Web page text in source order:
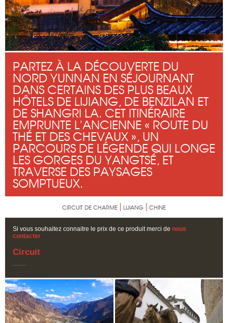
PARTEZ À LA DÉCOUVERTE DU
NORD YUNNAN EN SÉJOURNANT
DANS CERTAINS DES PLUS BEAUX
HÔTELS DE LIJIANG, DE BENZILAN ET
DE SHANGRI LA. CET ITINÉRAIRE
EMPRUNTE L'ANCIENNE « ROUTE DU
THÉ ET DES CHEVAUX », UN
PARCOURS DE LÉGENDE QUI LONGE
LES GORGES DU YANGTSÉ, ET
TRAVERSE DES PAYSAGES
SOMPTUEUX.
CIRCUIT DE CHARME LIJIANG CHINE
Si vous souhaitez connaitre le prix de ce produit merci de nous
contacter
Circuit